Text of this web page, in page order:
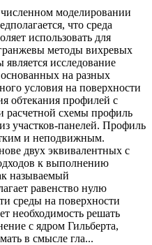
численном моделировании
что среда
использовать для
методы вихревых
исследование
на разных
условия на поверхности
обтекания профилей с
расчетной схемы профиль
участков-панелей. Профиль
и неподвижным.
двух эквивалентных с
к выполнению
называемый
равенство нулю
среды на поверхности
необходимость решать
с ядром Гильберта,
в смысле гла...